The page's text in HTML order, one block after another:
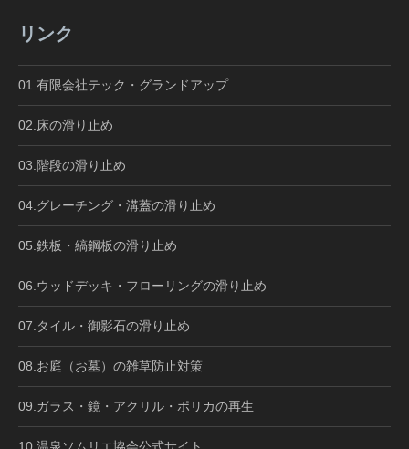
リンク
01.有限会社テック・グランドアップ
02.床の滑り止め
03.階段の滑り止め
04.グレーチング・溝蓋の滑り止め
05.鉄板・縞鋼板の滑り止め
06.ウッドデッキ・フローリングの滑り止め
07.タイル・御影石の滑り止め
08.お庭（お墓）の雑草防止対策
09.ガラス・鏡・アクリル・ポリカの再生